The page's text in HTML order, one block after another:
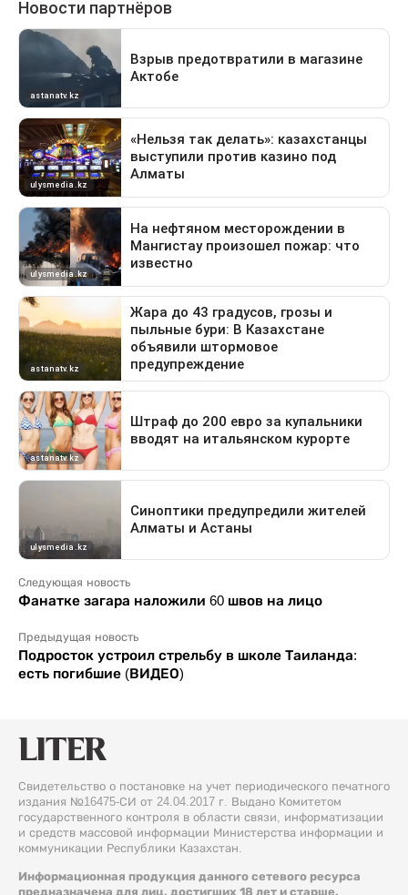
Следующая новость
Фанатке загара наложили 60 швов на лицо
Предыдущая новость
Подросток устроил стрельбу в школе Таиланда:
есть погибшие (ВИДЕО)
Свидетельство о постановке на учет периодического печатного
издания №16475-СИ от 24.04.2017 г. Выдано Комитетом
государственного контроля в области связи, информатизации
и средств массовой информации Министерства информации и
коммуникации Республики Казахстан.
Информационная продукция данного сетевого ресурса
предназначена для лиц, достигших 18 лет и старше.